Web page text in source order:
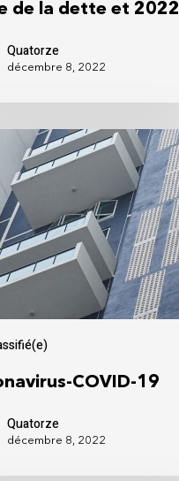
de la dette et 2022
Quatorze
décembre 8, 2022
COVID-19
Quatorze
décembre 8, 2022